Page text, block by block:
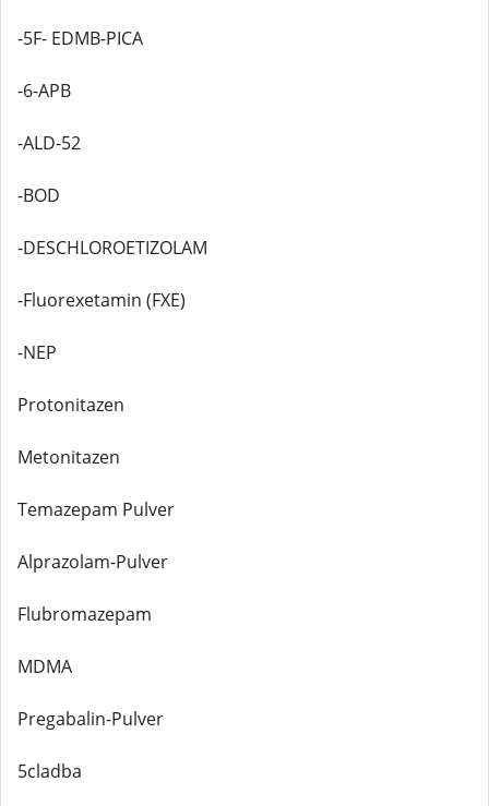
-5F- EDMB-PICA
-6-APB
-ALD-52
-BOD
-DESCHLOROETIZOLAM
-Fluorexetamin (FXE)
-NEP
Protonitazen
Metonitazen
Temazepam Pulver
Alprazolam-Pulver
Flubromazepam
MDMA
Pregabalin-Pulver
5cladba